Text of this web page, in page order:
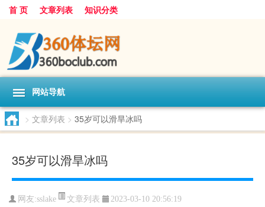
首 页 文章列表 知识分类
网站导航
> 文章列表 > 35岁可以滑旱冰吗
35岁可以滑旱冰吗
网友:sslake 文章列表 2023-03-10 20:56:19